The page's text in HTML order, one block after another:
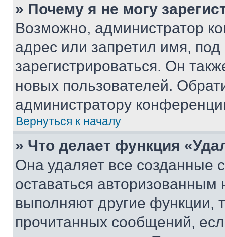
» Почему я не могу
Возможно, администратор
адрес или запретил имя,
зарегистрироваться. Он
новых пользователей.
администратору
Вернуться к началу
» Что делает функция
Она удаляет все созданные
оставаться
выполняют другие функции,
прочитанных сообщений,